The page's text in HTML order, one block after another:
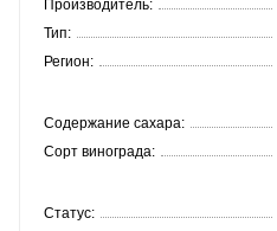
Производитель:
Тип:
Регион:
Содержание сахара:
Сорт винограда:
Статус: